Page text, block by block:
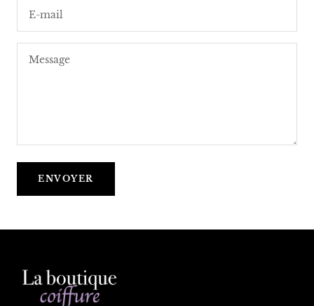
E-mail
Message
ENVOYER